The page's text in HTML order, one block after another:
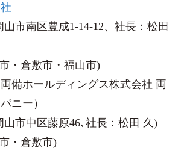
市南区豊成1-14-12、社長：松田
・倉敷市・福山市)
両備ホールディングス株式会社 両
ニー）
市中区藤原46､社長：松田 久)
・倉敷市)